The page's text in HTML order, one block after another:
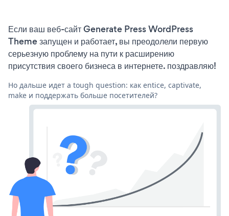
Если ваш веб-сайт Generate Press WordPress
Theme запущен и работает, вы преодолели первую
серьезную проблему на пути к расширению
присутствия своего бизнеса в интернете. поздравляю!
Но дальше идет a tough question: как entice, captivate,
make и поддержать больше посетителей?